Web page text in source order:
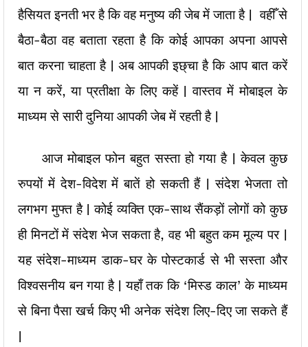
हैसियत इनती भर है कि वह मनुष्य की जेब में जाता है | वहीँ से
बैठा-बैठा वह बताता रहता है कि कोई आपका अपना आपसे
बात करना चाहता है | अब आपकी इछ्चा है कि आप बात करें
या न करें, या प्रतीक्षा के लिए कहें | वास्तव में मोबाइल के
माध्यम से सारी दुनिया आपकी जेब में रहती है |
आज मोबाइल फोन बहुत सस्ता हो गया है | केवल कुछ
रुपयों में देश-विदेश में बातें हो सकती हैं | संदेश भेजता तो
लगभग मुफ्त है | कोई व्यक्ति एक-साथ सैंकड़ों लोगों को कुछ
ही मिनटों में संदेश भेज सकता है, वह भी बहुत कम मूल्य पर |
यह संदेश-माध्यम डाक-घर के पोस्टकार्ड से भी सस्ता और
विश्वसनीय बन गया है | यहाँ तक कि ‘मिस्ड काल’ के माध्यम
से बिना पैसा खर्च किए भी अनेक संदेश लिए-दिए जा सकते हैं
|